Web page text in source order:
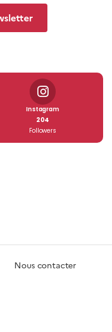
Instagram
204
Followers
Nous contacter